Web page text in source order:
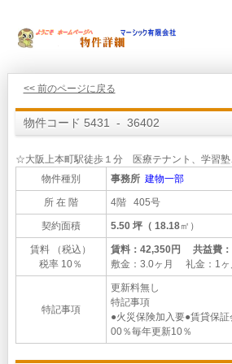
<< 前のページに戻る
物件コード 5431 - 36402
☆大阪上本町駅徒歩１分 医療テナント、学習塾
物件種別
事務所 建物一部
所 在 階 4階 405号
契約面積 5.50 坪（ 18.18㎡）
賃料 （税込）
税率 10％
賃料：42,350円 共益費：
敷金：3.0ヶ月 礼金：1ヶ
特記事項
更新料無し
特記事項
●火災保険加入要●賃貸保
00％毎年更新10％